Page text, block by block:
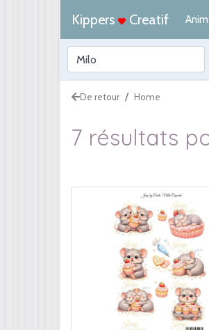
Kippers Creatif
De retour Home
7 résultats